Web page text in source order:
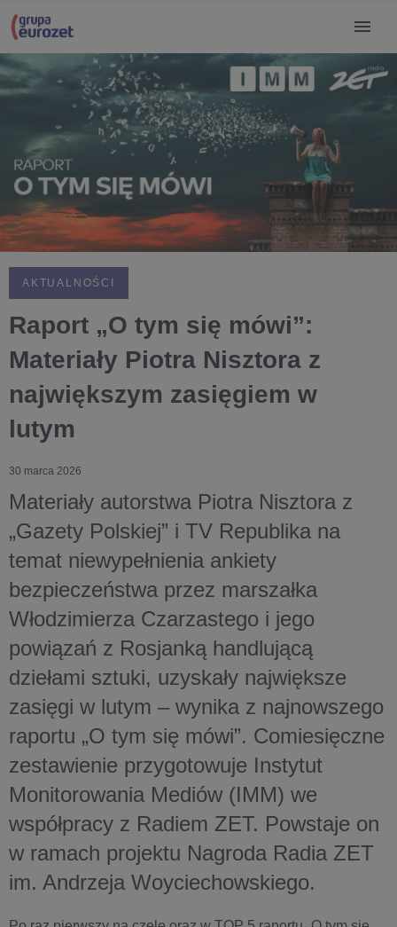
AKTUALNOŚCI
Raport „O tym się mówi”:
Materiały Piotra Nisztora z
największym zasięgiem w
lutym
30 marca 2026
Materiały autorstwa Piotra Nisztora z
„Gazety Polskiej” i TV Republika na
temat niewypełnienia ankiety
bezpieczeństwa przez marszałka
Włodzimierza Czarzastego i jego
powiązań z Rosjanką handlującą
dziełami sztuki, uzyskały największe
zasięgi w lutym – wynika z najnowszego
raportu „O tym się mówi”. Comiesięczne
zestawienie przygotowuje Instytut
Monitorowania Mediów (IMM) we
współpracy z Radiem ZET. Powstaje on
w ramach projektu Nagroda Radia ZET
im. Andrzeja Woyciechowskiego.